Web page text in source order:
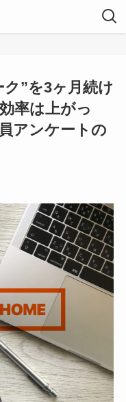
”を3ヶ月続け
率は上がっ
アンケートの